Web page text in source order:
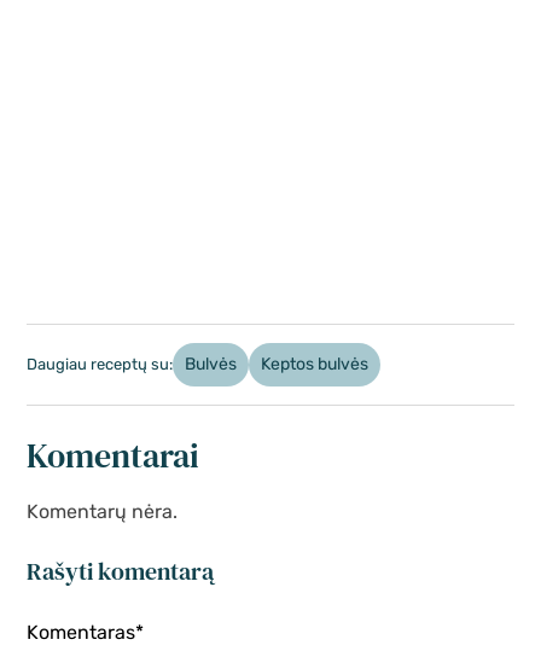
Daugiau receptų su: Bulvės Keptos bulvės
Komentarai
Komentarų nėra.
Rašyti komentarą
Komentaras*